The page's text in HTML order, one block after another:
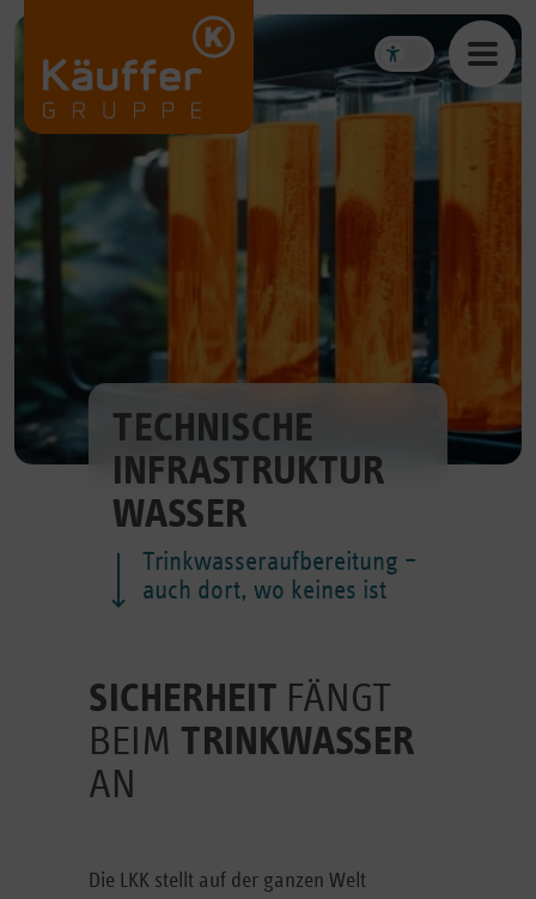
TECHNISCHE
INFRASTRUKTUR
WASSER
Trinkwasseraufbereitung –
auch dort, wo keines ist
SICHERHEIT FÄNGT
BEIM TRINKWASSER
AN
Die LKK stellt auf der ganzen Welt